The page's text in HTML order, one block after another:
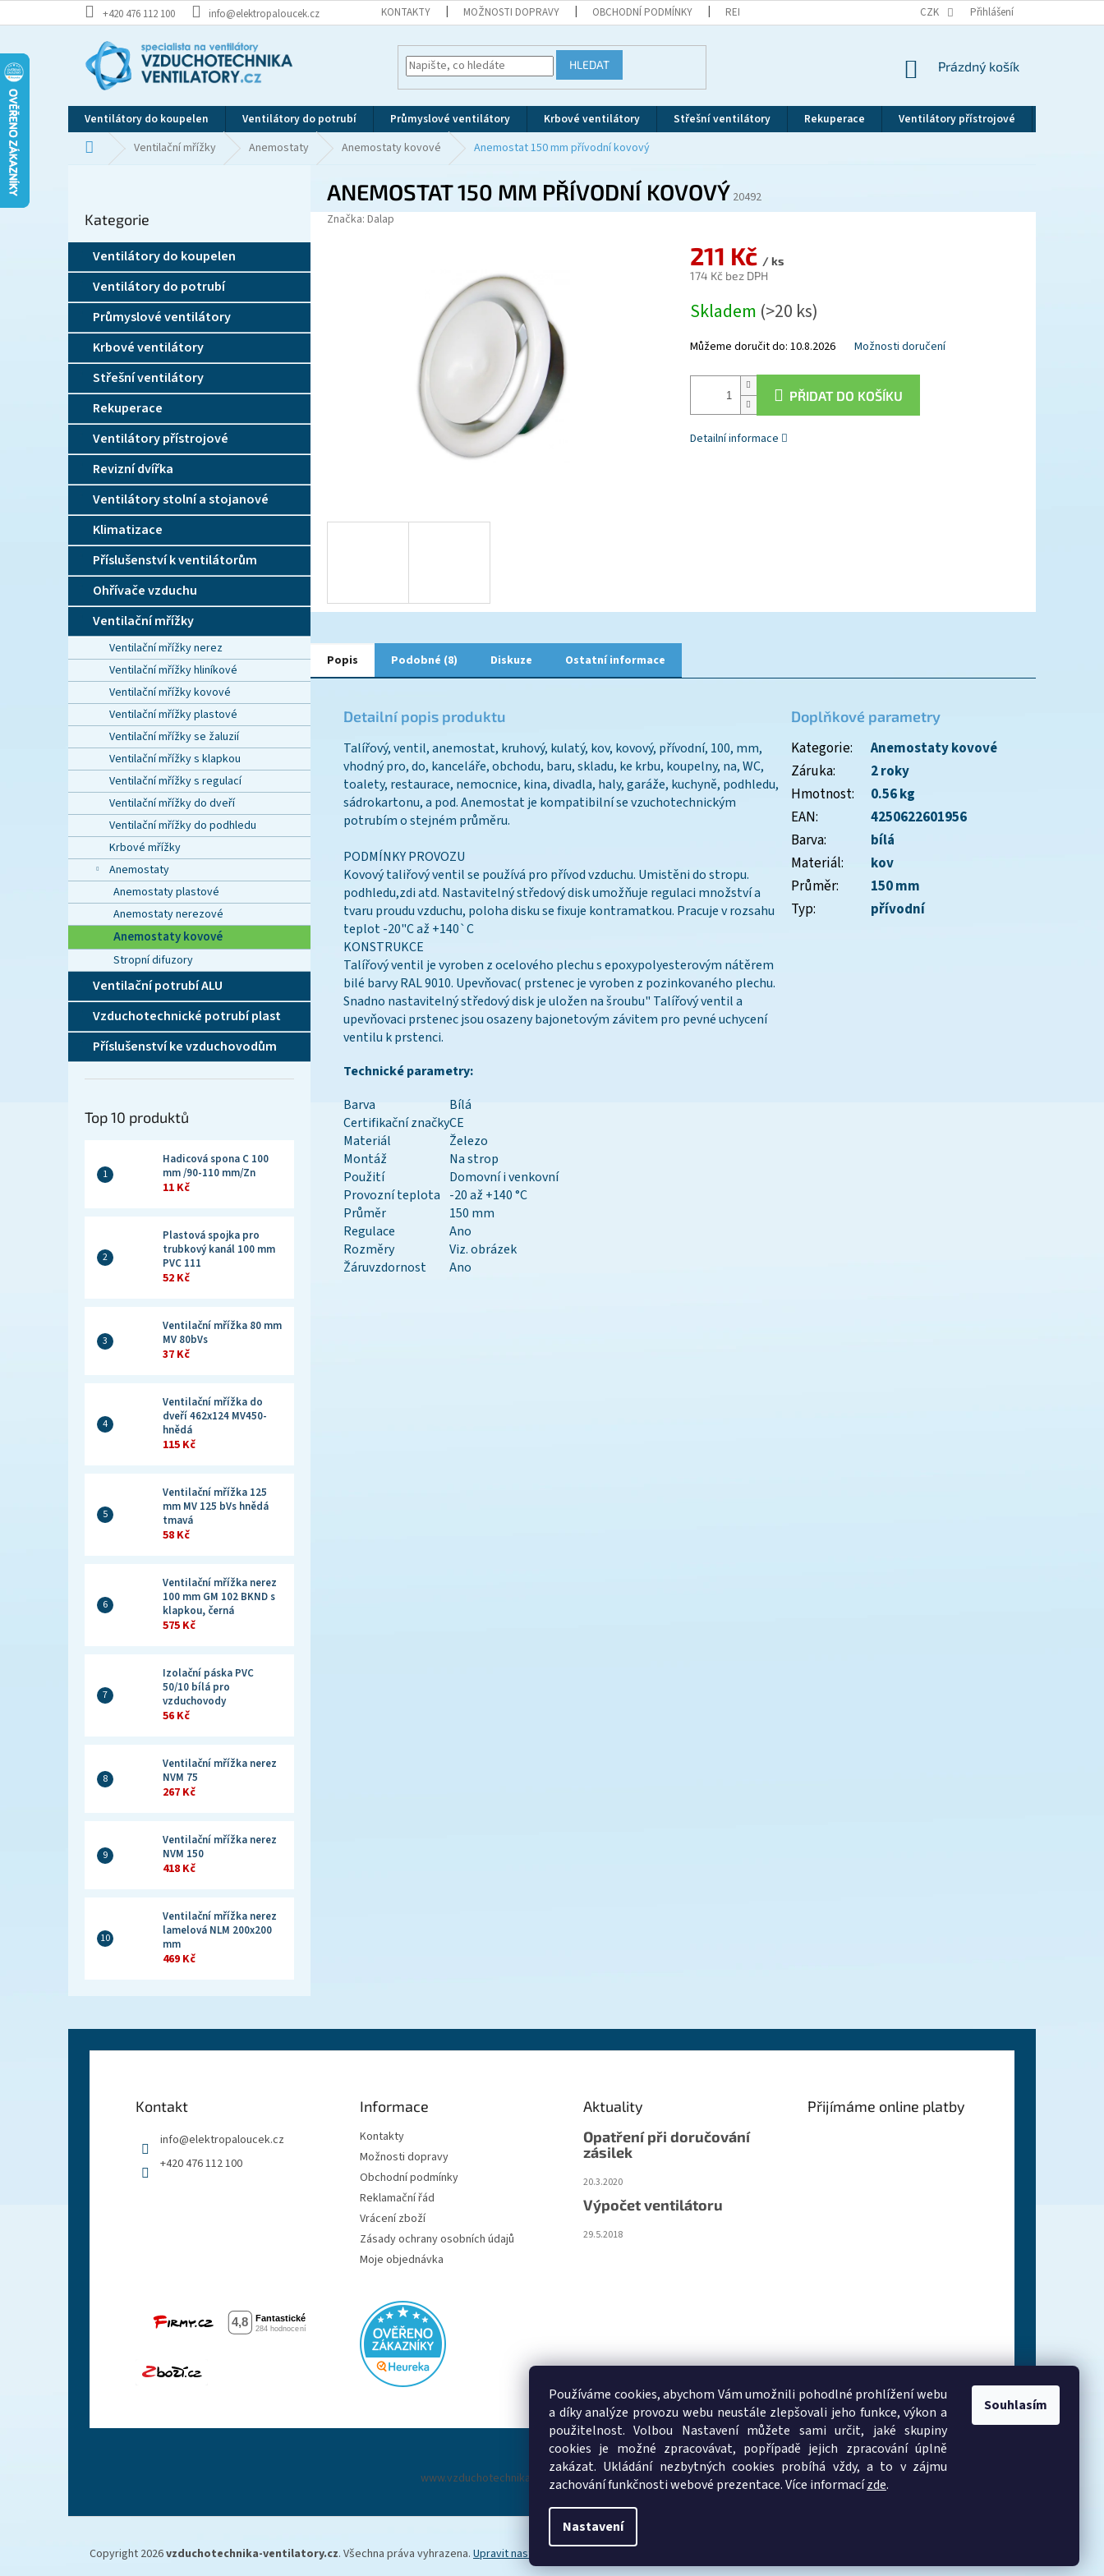
Používáme cookies, abychom Vám umožnili pohodlné prohlížení webu
a díky analýze provozu webu neustále zlepšovali jeho funkce, výkon a
použitelnost. Volbou Nastavení můžete sami určit, jaké skupiny
cookies je možné zpracovávat, popřípadě jejich zpracování úplně
zakázat. Ukládání nezbytných cookies probíhá vždy, a to v zájmu
zachování funkčnosti webové prezentace. Více informacízde.
Nastavení
Souhlasím
na
+420 476 112 100 info@elektropaloucek.cz KONTAKTY MOŽNOSTI DOPRAVY OBCHODNÍ PODMÍNKY REKLAMAČNÍ ŘÁD ZÁSADY OCHRANY OSOBNÍCH
CZK Přihlášení
HLEDAT
NÁKUPNÍ
Prázdný košík
Ventilátory do koupelen Ventilátory do potrubí Průmyslové ventilátory Krbové ventilátory Střešní ventilátory Rekuperace Ventilátory přístrojové
Domů Ventilační mřížky Anemostaty Anemostaty kovové Anemostat 150 mm přívodní kovový
r
n
p
e
kategorie
Kategorie
Ventilátory do koupelen
Ventilátory do potrubí
Průmyslové ventilátory
Krbové ventilátory
Střešní ventilátory
Rekuperace
Ventilátory přístrojové
Revizní dvířka
Ventilátory stolní a stojanové
Klimatizace
Příslušenství k ventilátorům
Ohřívače vzduchu
Ventilační mřížky
Ventilační mřížky nerez
Ventilační mřížky hliníkové
Ventilační mřížky kovové
Ventilační mřížky plastové
Ventilační mřížky se žaluzií
Ventilační mřížky s klapkou
Ventilační mřížky s regulací
Ventilační mřížky do dveří
Ventilační mřížky do podhledu
Krbové mřížky
Anemostaty
Anemostaty plastové
Anemostaty nerezové
Anemostaty kovové
Stropní difuzory
Ventilační potrubí ALU
Vzduchotechnické potrubí plast
Příslušenství ke vzduchovodům
Top 10 produktů
Hadicová spona C 100
mm /90-110 mm/Zn
11 Kč
Plastová spojka pro
trubkový kanál 100 mm
PVC 111
52 Kč
Ventilační mřížka 80 mm
MV 80bVs
37 Kč
Ventilační mřížka do
dveří 462x124 MV450-
hnědá
115 Kč
Ventilační mřížka 125
mm MV 125 bVs hnědá
tmavá
58 Kč
Ventilační mřížka nerez
100 mm GM 102 BKND s
klapkou, černá
575 Kč
Izolační páska PVC
50/10 bílá pro
vzduchovody
56 Kč
Ventilační mřížka nerez
NVM 75
267 Kč
Ventilační mřížka nerez
NVM 150
418 Kč
Ventilační mřížka nerez
lamelová NLM 200x200
mm
469 Kč
ANEMOSTAT 150 MM PŘÍVODNÍ KOVOVÝ 20492
Značka: Dalap
211 Kč / ks
174 Kč bez DPH
cena:
Skladem (>20 ks)
Můžeme doručit do: 10.8.2026 Možnosti doručení
PŘIDAT DO KOŠÍKU
Detailní informace
Popis Podobné (8) Diskuze Ostatní informace
Detailní popis produktu
Talířový, ventil, anemostat, kruhový, kulatý, kov, kovový, přívodní, 100, mm,
vhodný pro, do, kanceláře, obchodu, baru, skladu, ke krbu, koupelny, na, WC,
toalety, restaurace, nemocnice, kina, divadla, haly, garáže, kuchyně, podhledu,
sádrokartonu, a pod. Anemostat je kompatibilní se vzuchotechnickým
potrubím o stejném průměru.
PODMÍNKY PROVOZU
Kovový taliřový ventil se používá pro přívod vzduchu. Umistěni do stropu.
podhledu,zdi atd. Nastavitelný středový disk umožňuje regulaci množství a
tvaru proudu vzduchu, poloha disku se fixuje kontramatkou. Pracuje v rozsahu
teplot -20"C až +140`C
KONSTRUKCE
Talířový ventil je vyroben z ocelového plechu s epoxypolyesterovým nátěrem
bilé barvy RAL 9010. Upevňovac( prstenec je vyroben z pozinkovaného plechu.
Snadno nastavitelný středový disk je uložen na šroubu" Talířový ventil a
upevňovaci prstenec jsou osazeny bajonetovým závitem pro pevné uchycení
ventilu k prstenci.
Technické parametry:
Barva
Bílá
Certifikační značkyCE
Materiál
Železo
Montáž
Na strop
Použití
Domovní i venkovní
Provozní teplota -20 až +140 °C
Průměr
150 mm
Regulace
Ano
Rozměry
Viz. obrázek
Žáruvzdornost
Ano
Doplňkové parametry
Kategorie:
Anemostaty kovové
Záruka:
2 roky
Hmotnost:
0.56 kg
EAN:
4250622601956
Barva:
bílá
Materiál:
kov
Průměr:
150 mm
Typ: přívodní
Kontakt
info@elektropaloucek.cz
+420 476 112 100
Informace
Kontakty
Možnosti dopravy
Obchodní podmínky
Reklamační řád
Vrácení zboží
Zásady ochrany osobních údajů
Moje objednávka
Aktuality
Opatření při doručování
zásilek
20.3.2020
Výpočet ventilátoru
29.5.2018
Přijímáme online platby
www.vzduchotechnika-ventilatory.cz www.palmat.cz
Copyright 2026vzduchotechnika-ventilatory.cz. Všechna práva vyhrazena. Upravit nastavení cookies